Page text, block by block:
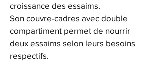
croissance des essaims.
Son couvre-cadres avec double
compartiment permet de nourrir
deux essaims selon leurs besoins
respectifs.